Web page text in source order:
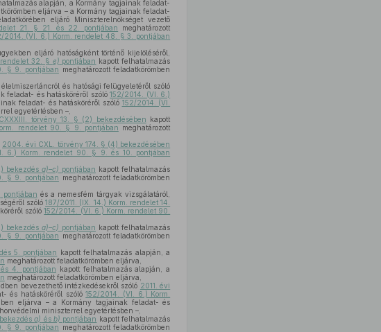
alapján, a Kormány tagjainak feladat-
eljárva – a Kormány tagjainak feladat-
eljáró Miniszterelnökséget vezető
21. § 21. és 22. pontjában meghatározott
2014. (VI. 6.) Korm. rendelet 48. § 3. pontjában
eljáró hatóságként történő kijelöléséről,
32. § e) pontjában kapott felhatalmazás
§ 9. pontjában meghatározott feladatkörömben
és hatósági felügyeletéről szóló
feladat- és hatásköréről szóló152/2014. (VI. 6.)
feladat- és hatásköréről szóló 152/2014. (VI.
egyetértésben –,
törvény 13. § (2) bekezdésében kapott
rendelet 90. § 9. pontjában meghatározott
2004. évi CXL. törvény 174. § (4) bekezdésében
6.) Korm. rendelet 90. § 9. és 10. pontjában
bekezdés a)–c) pontjában kapott felhatalmazás
§ 9. pontjában meghatározott feladatkörömben
pontjában és a nemesfém tárgyak vizsgálatáról,
szóló187/2011. (IX. 14.) Korm. rendelet 14.
szóló152/2014. (VI. 6.) Korm. rendelet 90.
bekezdés a)–c) pontjában kapott felhatalmazás
§ 9. pontjában meghatározott feladatkörömben
5. pontjában kapott felhatalmazás alapján, a
meghatározott feladatkörömben eljárva,
4. pontjában kapott felhatalmazás alapján, a
meghatározott feladatkörömben eljárva,
bevezethető intézkedésekről szóló 2011. évi
és hatásköréről szóló152/2014. (VI. 6.) Korm.
eljárva – a Kormány tagjainak feladat- és
miniszterrel egyetértésben –,
a) ésb) pontjában kapott felhatalmazás
§ 9. pontjában meghatározott feladatkörömben